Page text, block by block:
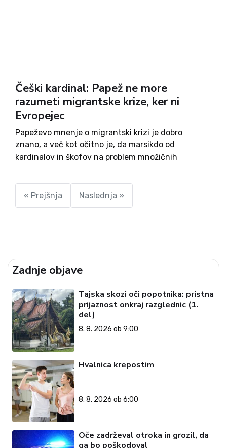
Češki kardinal: Papež ne more
razumeti migrantske krize, ker ni
Evropejec
Papeževo mnenje o migrantski krizi je dobro
znano, a več kot očitno je, da marsikdo od
kardinalov in škofov na problem množičnih
takšnih je češki kardinal in nadškof Prage Dominik
Duka, ki je...
« Prejšnja Naslednja »
Zadnje objave
Tajska skozi oči popotnika: pristna
prijaznost onkraj razglednic (1.
del)
8. 8. 2026 ob 9:00
Hvalnica krepostim
8. 8. 2026 ob 6:00
Oče zadrževal otroka in grozil, da
ga bo poškodoval